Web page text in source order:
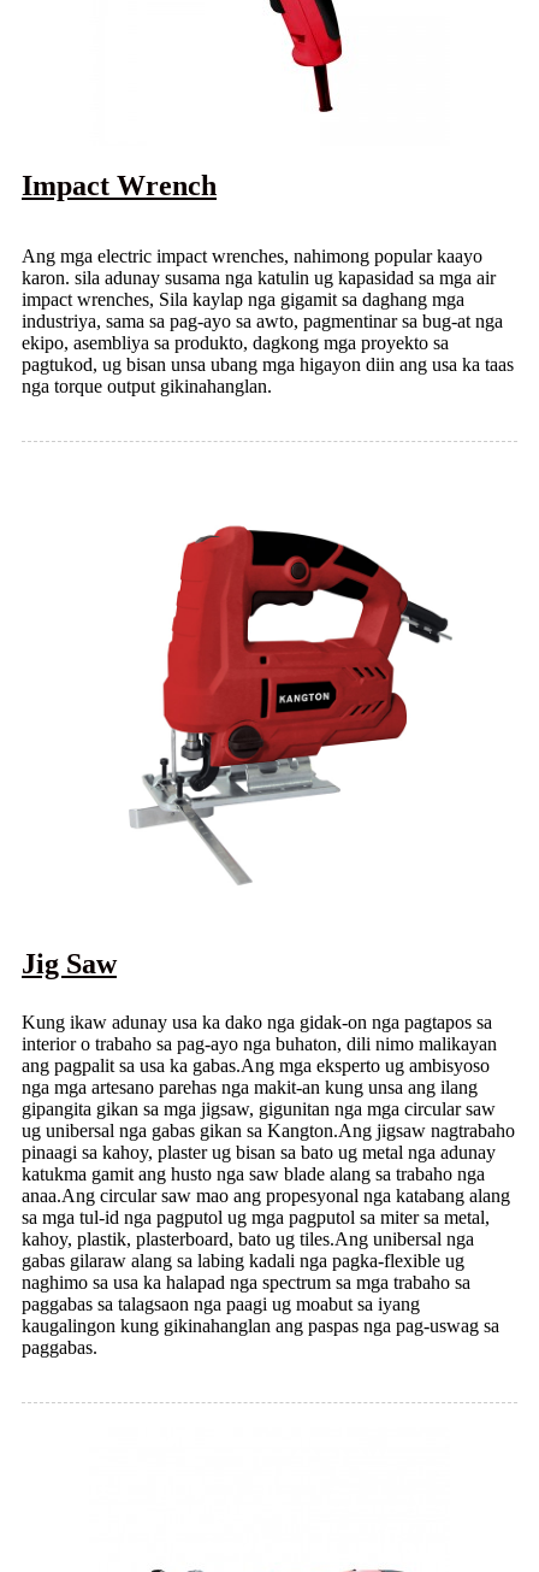
Impact Wrench
Ang mga electric impact wrenches, nahimong popular kaayo
karon. sila adunay susama nga katulin ug kapasidad sa mga air
impact wrenches, Sila kaylap nga gigamit sa daghang mga
industriya, sama sa pag-ayo sa awto, pagmentinar sa bug-at nga
ekipo, asembliya sa produkto, dagkong mga proyekto sa
pagtukod, ug bisan unsa ubang mga higayon diin ang usa ka taas
nga torque output gikinahanglan.
Jig Saw
Kung ikaw adunay usa ka dako nga gidak-on nga pagtapos sa
interior o trabaho sa pag-ayo nga buhaton, dili nimo malikayan
ang pagpalit sa usa ka gabas.Ang mga eksperto ug ambisyoso
nga mga artesano parehas nga makit-an kung unsa ang ilang
gipangita gikan sa mga jigsaw, gigunitan nga mga circular saw
ug unibersal nga gabas gikan sa Kangton.Ang jigsaw nagtrabaho
pinaagi sa kahoy, plaster ug bisan sa bato ug metal nga adunay
katukma gamit ang husto nga saw blade alang sa trabaho nga
anaa.Ang circular saw mao ang propesyonal nga katabang alang
sa mga tul-id nga pagputol ug mga pagputol sa miter sa metal,
kahoy, plastik, plasterboard, bato ug tiles.Ang unibersal nga
gabas gilaraw alang sa labing kadali nga pagka-flexible ug
naghimo sa usa ka halapad nga spectrum sa mga trabaho sa
paggabas sa talagsaon nga paagi ug moabut sa iyang
kaugalingon kung gikinahanglan ang paspas nga pag-uswag sa
paggabas.